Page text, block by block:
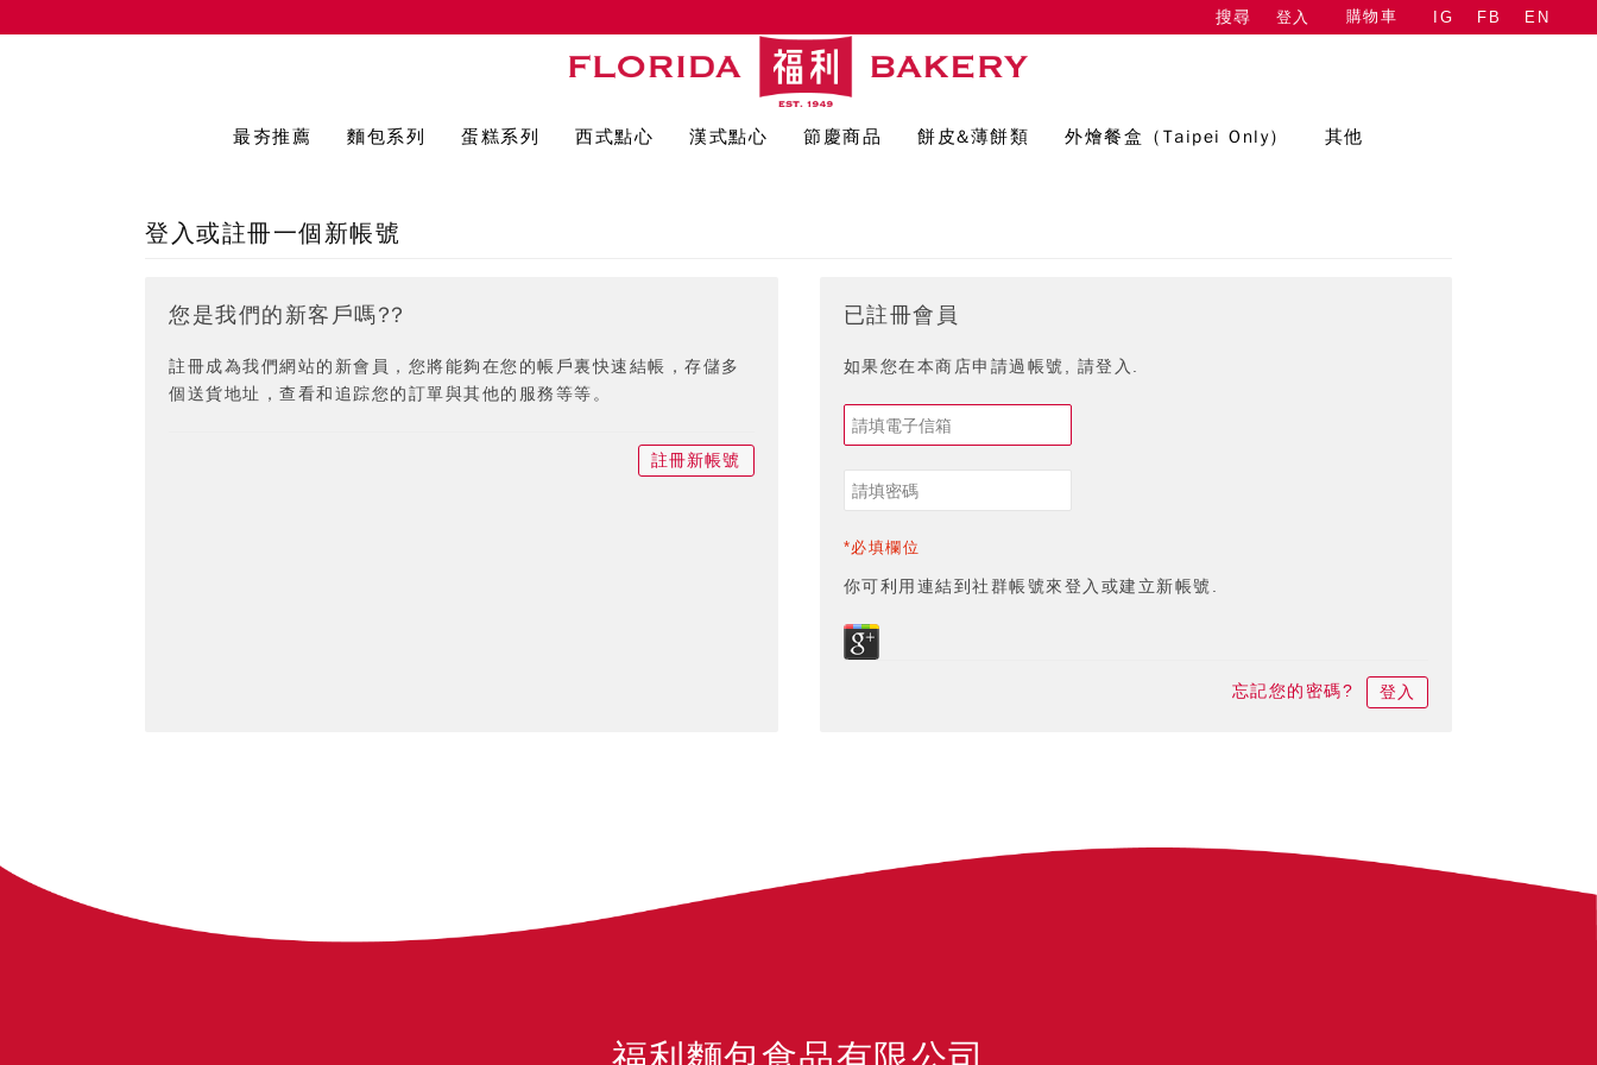
搜尋 登入 購物車 IG FB EN
最夯推薦 麵包系列 蛋糕系列 西式點心 漢式點心 節慶商品 餅皮&薄餅類 外燴餐盒（Taipei Only） 其他
登入或註冊一個新帳號
您是我們的新客戶嗎??
註冊成為我們網站的新會員，您將能夠在您的帳戶裏快速結帳，存儲多
個送貨地址，查看和追踪您的訂單與其他的服務等等。
註冊新帳號
已註冊會員
如果您在本商店申請過帳號, 請登入.
*必填欄位
你可利用連結到社群帳號來登入或建立新帳號.
忘記您的密碼? 登入